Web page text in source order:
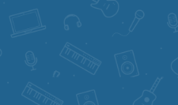
احسان دریادل
احسان علیانی
احسان کمری